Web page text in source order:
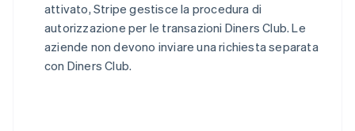
attivato, Stripe gestisce la procedura di
autorizzazione per le transazioni Diners Club. Le
aziende non devono inviare una richiesta separata
con Diners Club.